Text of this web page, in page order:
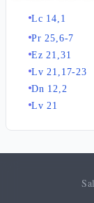
Lc 14,1
Pr 25,6-7
Ez 21,31
Lv 21,17-23
Dn 12,2
Lv 21